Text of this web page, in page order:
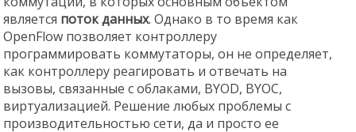
является поток данных. Однако в то время как
OpenFlow позволяет контроллеру
программировать коммутаторы, он не определяет,
как контроллеру реагировать и отвечать на
вызовы, связанные с облаками, BYOD, BYOC,
виртуализацией. Решение любых проблемы с
производительностью сети, да и просто ее